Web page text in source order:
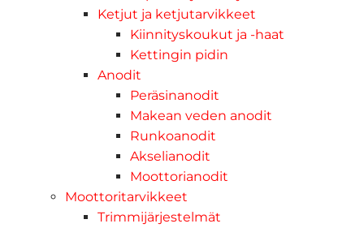
Ketjut ja ketjutarvikkeet
Kiinnityskoukut ja -haat
Kettingin pidin
Anodit
Peräsinanodit
Makean veden anodit
Runkoanodit
Akselianodit
Moottorianodit
Moottoritarvikkeet
Trimmijärjestelmät